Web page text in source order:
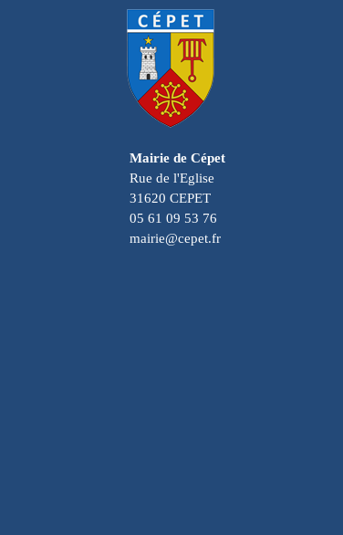
Mairie de Cépet
Rue de l'Eglise
31620 CEPET
05 61 09 53 76
mairie@cepet.fr